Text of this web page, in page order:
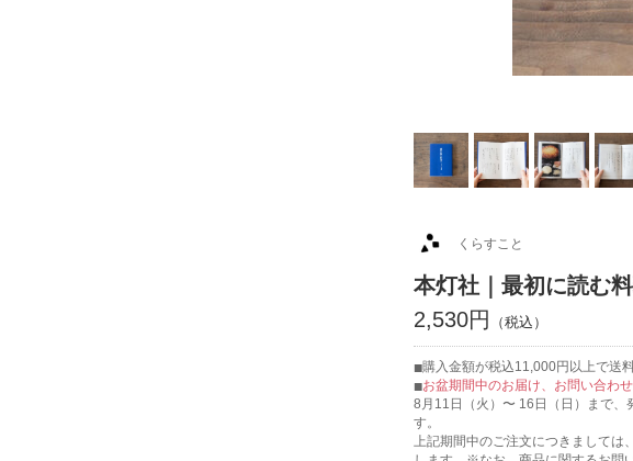
くらすこと
本灯社｜最初に読む
2,530円
購入金額が税込11,000円以上で送
お盆期間中のお届け、お問い合わ
8月11日（火）〜 16日（日）まで、
す。
上記期間中のご注文につきましては